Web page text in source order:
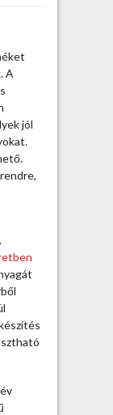
A
jól